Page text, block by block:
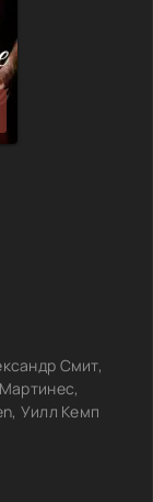
Смит,
Уилл Кемп